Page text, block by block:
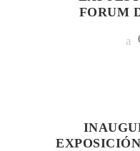
FORUM